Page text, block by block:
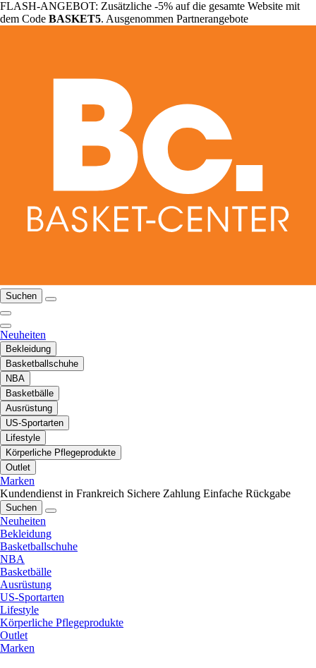
FLASH-ANGEBOT: Zusätzliche -5% auf die gesamte Website mit
dem Code BASKET5. Ausgenommen Partnerangebote
Suchen
Neuheiten
Bekleidung
Basketballschuhe
NBA
Basketbälle
Ausrüstung
US-Sportarten
Lifestyle
Körperliche Pflegeprodukte
Outlet
Marken
Kundendienst in Frankreich Sichere Zahlung Einfache Rückgabe
Suchen
Neuheiten
Bekleidung
Basketballschuhe
NBA
Basketbälle
Ausrüstung
US-Sportarten
Lifestyle
Körperliche Pflegeprodukte
Outlet
Marken